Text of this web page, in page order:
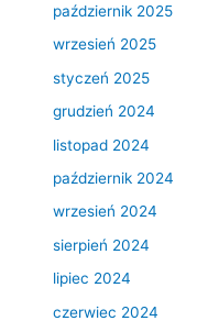
październik 2025
wrzesień 2025
styczeń 2025
grudzień 2024
listopad 2024
październik 2024
wrzesień 2024
sierpień 2024
lipiec 2024
czerwiec 2024